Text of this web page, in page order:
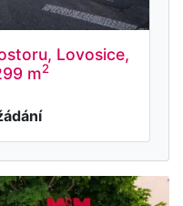
Lovosice,
m2